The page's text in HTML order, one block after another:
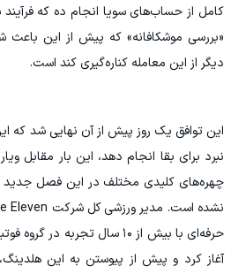
کامل از حساب‌های سویا انجام ده که
«بررسی موشکافانه» که پیش‌ از این باعث
دیگر از این معامله کناره‌گیری کند است.
این توافق یک روز پیش از آن نهایی شد که
نبرد برای بقا انجام دهد، این بار مقابل
چهره‌های کلیدی مختلف در این فصل جدید
حرفه‌ای با بیش از ۱۰ سال تجربه
آغاز کرد و پیش از پیوستن به این هلدینگ،